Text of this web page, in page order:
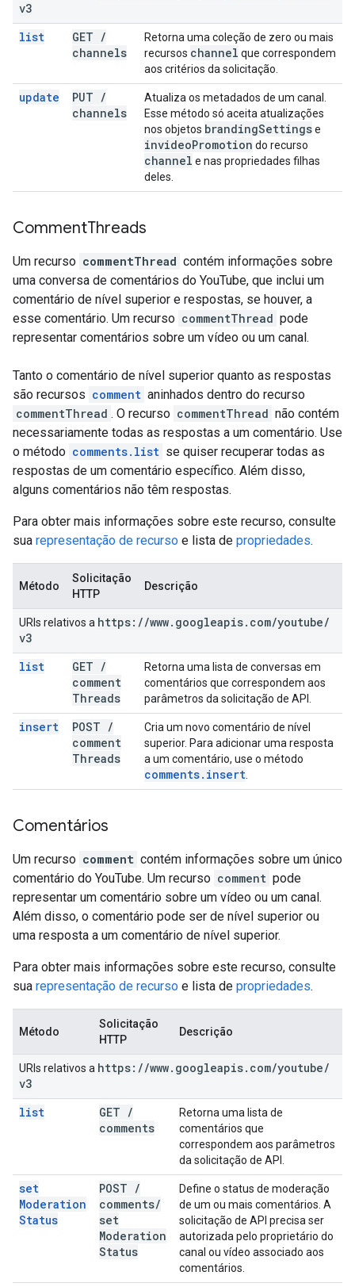
v3
list
GET /
channels
Retorna uma coleção de zero ou mais
recursos channel que correspondem
aos critérios da solicitação.
update PUT /
channels
Atualiza os metadados de um canal.
Esse método só aceita atualizações
nos objetos brandingSettingse
invideoPromotion do recurso
channel e nas propriedades filhas
deles.
CommentThreads
Um recurso commentThread contém informações sobre
uma conversa de comentários do YouTube, que inclui um
comentário de nível superior e respostas, se houver, a
esse comentário. Um recurso commentThread pode
representar comentários sobre um vídeo ou um canal.
Tanto o comentário de nível superior quanto as respostas
são recursos comment aninhados dentro do recurso
commentThread . O recurso commentThread não contém
necessariamente todas as respostas a um comentário. Use
o método comments.list se quiser recuperar todas as
respostas de um comentário específico. Além disso,
alguns comentários não têm respostas.
Para obter mais informações sobre este recurso, consulte
sua representação de recurso e lista de propriedades.
Método
Solicitação
HTTP
Descrição
URIs relativos a https: //www. googleapis. com/youtube/
v3
list
GET /
comment
Threads
Retorna uma lista de conversas em
comentários que correspondem aos
parâmetros da solicitação de API.
insert POST /
comment
Threads
Cria um novo comentário de nível
superior. Para adicionar uma resposta
a um comentário, use o método
comments. insert
Comentários
Um recurso comment contém informações sobre um único
comentário do YouTube. Um recurso comment pode
representar um comentário sobre um vídeo ou um canal.
Além disso, o comentário pode ser de nível superior ou
uma resposta a um comentário de nível superior.
Para obter mais informações sobre este recurso, consulte
sua representação de recurso e lista de propriedades.
Método
Solicitação
HTTP
Descrição
URIs relativos a https: //www. googleapis. com/youtube/
v3
list
GET /
comments
Retorna uma lista de
comentários que
correspondem aos parâmetros
da solicitação de API.
set
Moderation
Status
POST /
comments/
set
Moderation
Status
Define o status de moderação
de um ou mais comentários. A
solicitação de API precisa ser
autorizada pelo proprietário do
canal ou vídeo associado aos
comentários.